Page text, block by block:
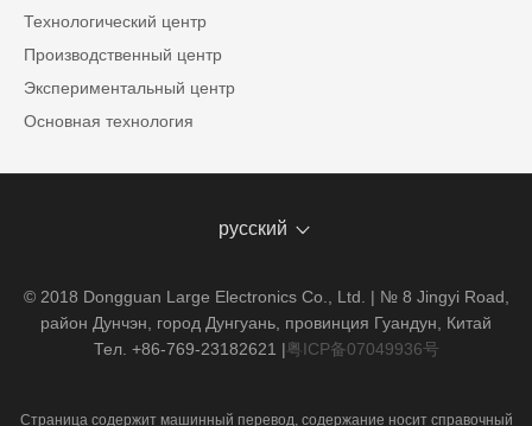
Технологический центр
Производственный центр
Экспериментальный центр
Основная технология
русский
© 2018 Dongguan Large Electronics Co., Ltd. | № 8 Jingyi Road,
район Дунчэн, город Дунгуань, провинция Гуандун, Китай
Тел. +86-769-23182621 |粤ICP备07049936号
Страница содержит машинный перевод, содержание носит справочный